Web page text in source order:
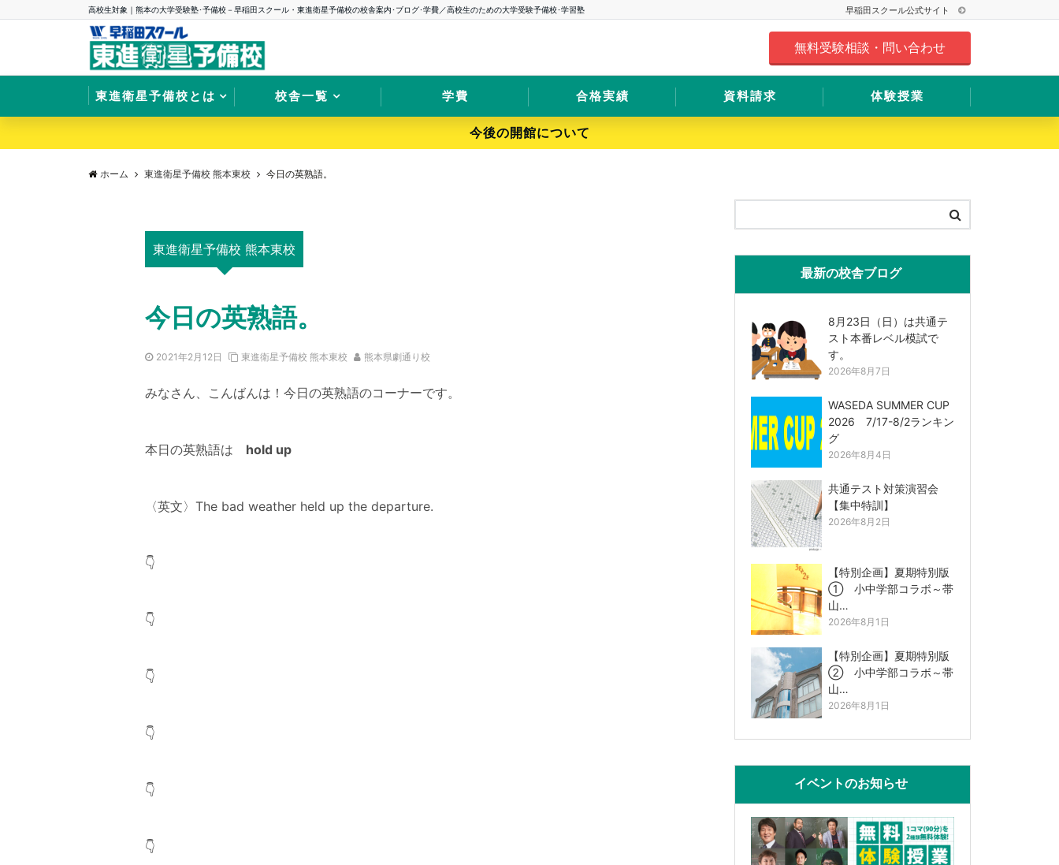
高校生対象｜熊本の大学受験塾･予備校－早稲田スクール・東進衛星予備校の校舎案内･ブログ･学費／高校生のための大学受験予備校･学習塾 早稲田スクール公式サイト
無料受験相談・問い合わせ
東進衛星予備校とは 校舎一覧 学費 合格実績 資料請求 体験授業
今後の開館について
ホーム 東進衛星予備校 熊本東校 今日の英熟語。
東進衛星予備校 熊本東校
今日の英熟語。
2021年2月12日 東進衛星予備校 熊本東校 熊本県劇通り校
みなさん、こんばんは！今日の英熟語のコーナーです。
本日の英熟語は hold up
〈英文〉The bad weather held up the departure.
👇
👇
👇
👇
👇
👇
最新の校舎ブログ
8月23日（日）は共通テ
スト本番レベル模試で
す。
2026年8月7日
WASEDA SUMMER CUP
2026 7/17-8/2ランキン
グ
2026年8月4日
共通テスト対策演習会
【集中特訓】
2026年8月2日
【特別企画】夏期特別版
① 小中学部コラボ～帯
山…
2026年8月1日
【特別企画】夏期特別版
② 小中学部コラボ～帯
山…
2026年8月1日
イベントのお知らせ